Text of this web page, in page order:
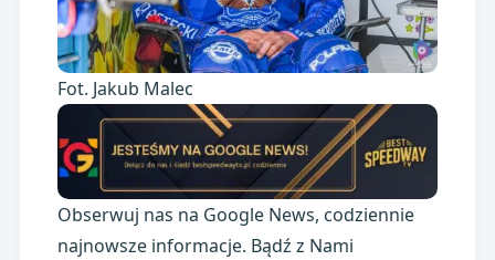
Fot. Jakub Malec
Obserwuj nas na Google News, codziennie
najnowsze informacje. Bądź z Nami